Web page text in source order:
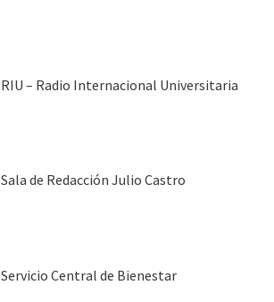
RIU – Radio Internacional Universitaria
Sala de Redacción Julio Castro
Servicio Central de Bienestar